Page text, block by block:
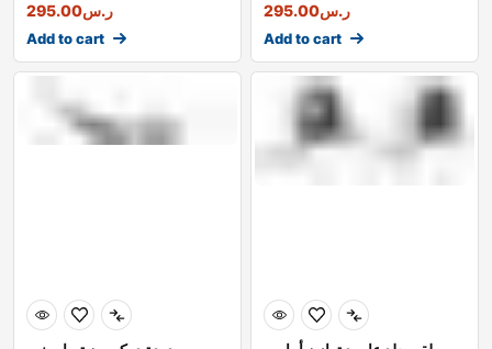
ر.س295.00
Add to cart
ر.س295.00
Add to cart